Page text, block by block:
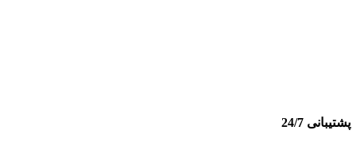
پشتیبانی 24/7